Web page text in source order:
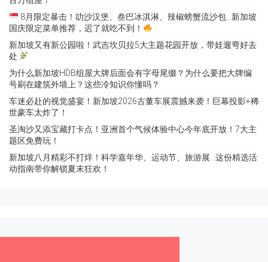
8月限定暴击！叻沙汉堡、叁巴冰淇淋、辣椒螃蟹流沙包…新加坡
国庆限定菜单推荐，迟了就吃不到！
新加坡又有新公园啦！武吉坎贝拉5大主题花园开放，带娃遛弯好去
处
为什么新加坡HDB组屋大牌后面会有字母尾缀？为什么要把大牌编
号刷在建筑外墙上？这些冷知识你懂吗？
车迷必赴的视觉盛宴！新加坡2026古董车展震撼来袭！巨幕投影+稀
世豪车太炸了！
圣淘沙又添宝藏打卡点！亚洲首个气候体验中心今年底开放！7大主
题区免费玩！
新加坡八月精彩不打烊！科学嘉年华、运动节、旅游展…这份精选活
动指南带你解锁夏末狂欢！